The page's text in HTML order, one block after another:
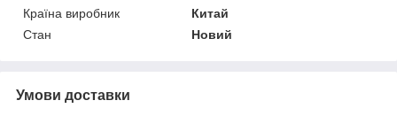
Країна виробник
Китай
Стан
Новий
Умови доставки